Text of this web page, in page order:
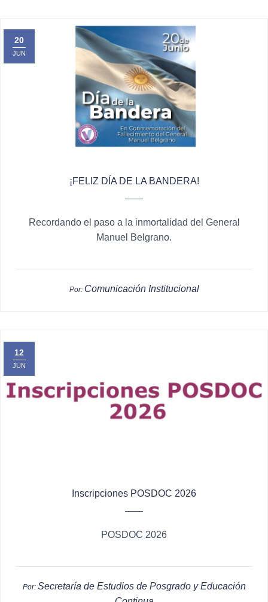
20
JUN
¡FELIZ DÍA DE LA BANDERA!
Recordando el paso a la inmortalidad del General
Manuel Belgrano.
Por: Comunicación Institucional
12
JUN
Inscripciones POSDOC 2026
POSDOC 2026
Por: Secretaría de Estudios de Posgrado y Educación